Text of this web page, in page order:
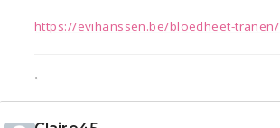
https://evihanssen.be/bloedheet-tranen/
•